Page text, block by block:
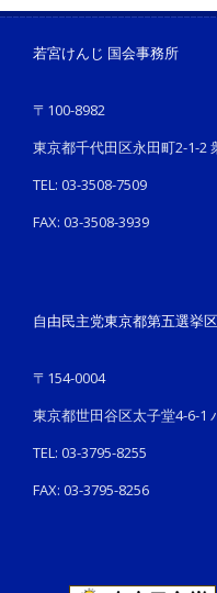
若宮けんじ 国会事務所
〒100-8982
東京都千代田区永田町2-1-2
TEL: 03-3508-7509
FAX: 03-3508-3939
自由民主党東京都第五選挙
〒154-0004
東京都世田谷区太子堂4-6-1
TEL: 03-3795-8255
FAX: 03-3795-8256